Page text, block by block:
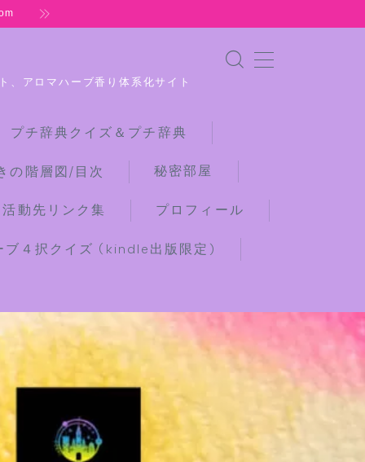
、アロマハーブ香り体系化サイト
チ辞典クイズ＆プチ辞典
の階層図/目次 秘密部屋
動先リンク集 プロフィール
４択クイズ (kindle出版限定)